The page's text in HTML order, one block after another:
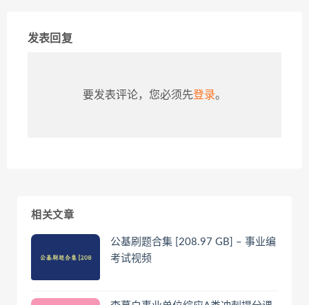
发表回复
要发表评论，您必须先登录。
相关文章
公基刷题合集 [208.97 GB] – 事业编
考试视频